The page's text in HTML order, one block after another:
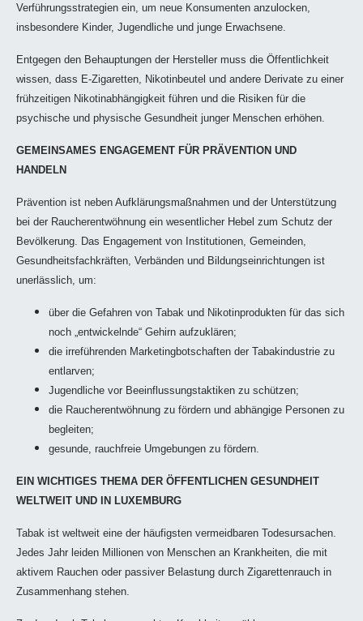
Verführungsstrategien ein, um neue Konsumenten anzulocken,
insbesondere Kinder, Jugendliche und junge Erwachsene.
Entgegen den Behauptungen der Hersteller muss die Öffentlichkeit
wissen, dass E-Zigaretten, Nikotinbeutel und andere Derivate zu einer
frühzeitigen Nikotinabhängigkeit führen und die Risiken für die
psychische und physische Gesundheit junger Menschen erhöhen.
GEMEINSAMES ENGAGEMENT FÜR PRÄVENTION UND
HANDELN
Prävention ist neben Aufklärungsmaßnahmen und der Unterstützung
bei der Raucherentwöhnung ein wesentlicher Hebel zum Schutz der
Bevölkerung. Das Engagement von Institutionen, Gemeinden,
Gesundheitsfachkräften, Verbänden und Bildungseinrichtungen ist
unerlässlich, um:
über die Gefahren von Tabak und Nikotinprodukten für das sich
noch „entwickelnde“ Gehirn aufzuklären;
die irreführenden Marketingbotschaften der Tabakindustrie zu
entlarven;
Jugendliche vor Beeinflussungstaktiken zu schützen;
die Raucherentwöhnung zu fördern und abhängige Personen zu
begleiten;
gesunde, rauchfreie Umgebungen zu fördern.
EIN WICHTIGES THEMA DER ÖFFENTLICHEN GESUNDHEIT
WELTWEIT UND IN LUXEMBURG
Tabak ist weltweit eine der häufigsten vermeidbaren Todesursachen.
Jedes Jahr leiden Millionen von Menschen an Krankheiten, die mit
aktivem Rauchen oder passiver Belastung durch Zigarettenrauch in
Zusammenhang stehen.